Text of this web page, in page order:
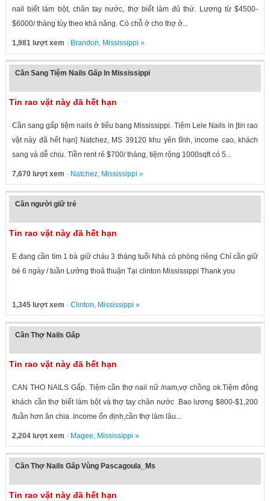
nail biết làm bột, chân tay nước, thợ biết làm đủ thứ. Lương từ $4500-
$6000/ tháng tùy theo khả năng. Có chỗ ở cho thợ ở...
1,981 lượt xem · Brandon, Mississippi »
Cần Sang Tiệm Nails Gấp In Mississippi
Tin rao vặt này đã hết hạn
Cần sang gấp tiệm nails ở tiểu bang Mississippi. Tiệm Lele Nails in [tin rao
vặt này đã hết hạn] Natchez, MS 39120 khu yên tĩnh, income cao, khách
sang và dễ chịu. Tiền rent rẻ $700/ tháng, tiệm rộng 1000sqft có 5...
7,670 lượt xem · Natchez, Mississippi »
Cần người giữ trẻ
Tin rao vặt này đã hết hạn
E đang cần tìm 1 bà giữ cháu 3 tháng tuổi Nhà có phòng riêng Chỉ cần giữ
bé 6 ngày / tuần Lưởng thoả thuận Tại clinton Mississippi Thank you
1,345 lượt xem · Clinton, Mississippi »
Cần Thợ Nails Gấp
Tin rao vặt này đã hết hạn
CAN THO NAILS Gấp. Tiệm cần thợ nail nữ /nam,vợ chồng ok.Tiệm đông
khách cần thợ biết làm bột và thợ tay chân nước .Bao lương $800-$1,200
/tuần hơn ăn chia .Income ổn định,cần thợ làm lâu...
2,204 lượt xem · Magee, Mississippi »
Cần Thợ Nails Gấp Vùng Pascagoula_Ms
Tin rao vặt này đã hết hạn